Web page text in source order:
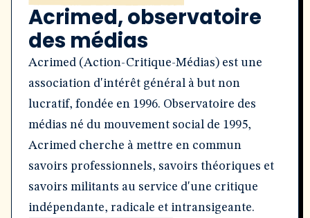
Acrimed, observatoire
des médias
Acrimed (Action-Critique-Médias) est une
association d'intérêt général à but non
lucratif, fondée en 1996. Observatoire des
médias né du mouvement social de 1995,
Acrimed cherche à mettre en commun
savoirs professionnels, savoirs théoriques et
savoirs militants au service d'une critique
indépendante, radicale et intransigeante.